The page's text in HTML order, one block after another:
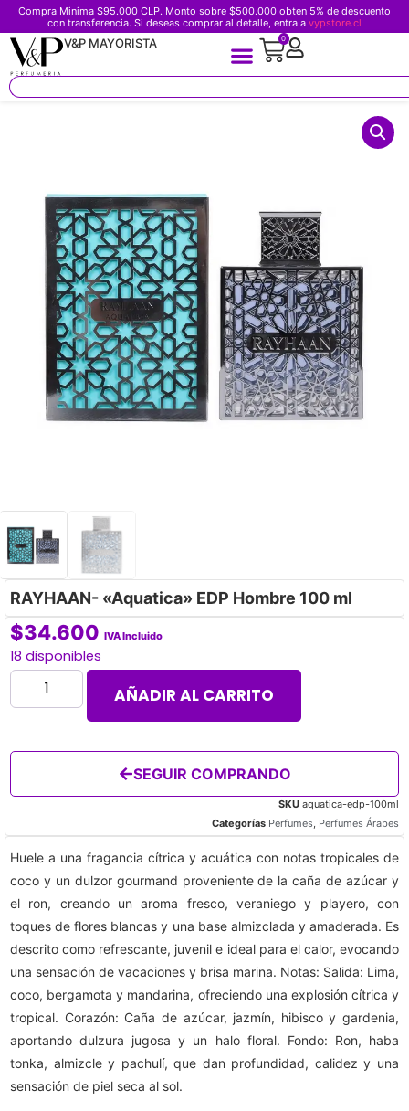
Compra Minima $95.000 CLP. Monto sobre $500.000 obten 5% de descuento
con transferencia. Si deseas comprar al detalle, entra a vypstore.cl
V&P MAYORISTA 0
RAYHAAN- «Aquatica» EDP Hombre 100 ml
$34.600 IVA Incluido
18 disponibles
AÑADIR AL CARRITO
SEGUIR COMPRANDO
SKU aquatica-edp-100ml
Categorías Perfumes, Perfumes Árabes
Huele a una fragancia cítrica y acuática con notas tropicales de
coco y un dulzor gourmand proveniente de la caña de azúcar y
el ron, creando un aroma fresco, veraniego y playero, con
toques de flores blancas y una base almizclada y amaderada. Es
descrito como refrescante, juvenil e ideal para el calor, evocando
una sensación de vacaciones y brisa marina. Notas: Salida: Lima,
coco, bergamota y mandarina, ofreciendo una explosión cítrica y
tropical. Corazón: Caña de azúcar, jazmín, hibisco y gardenia,
aportando dulzura jugosa y un halo floral. Fondo: Ron, haba
tonka, almizcle y pachulí, que dan profundidad, calidez y una
sensación de piel seca al sol.